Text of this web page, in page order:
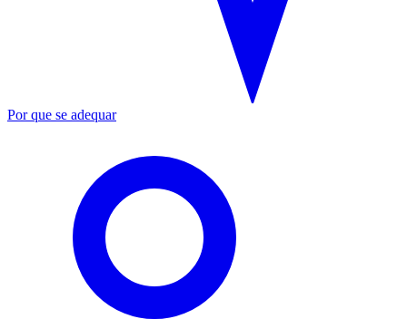
Por que se adequar